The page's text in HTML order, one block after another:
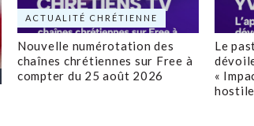
ACTUALITÉ CHRÉTIENNE
Nouvelle numérotation des
chaînes chrétiennes sur Free à
compter du 25 août 2026
Le
«